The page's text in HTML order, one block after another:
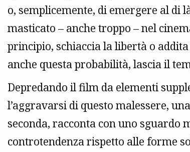
o, semplicemente, di emergere al di
masticato – anche troppo – nel
principio, schiaccia la libertà o
anche questa probabilità, lascia il
Depredando il film da elementi
l’aggravarsi di questo malessere,
seconda, racconta con uno
controtendenza rispetto alle forme